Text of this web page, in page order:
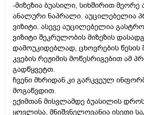
-მიზეზია ბუასილი, სიხშირით
ანალური ნაპრალი. აუცილებელია
ვიზიტი. ასევე აუცილებელია
ვიზიტი შეკრულობის მიზეზის
დამოუკიდებლად, ცხოვრების
კვების რეჟიმის მოწესრიგებით ამ
გადწყვეტთ.
ჩვენი მხრიდან კი გარკვეულ
მოგაწვდით.
ექიმთან მისვლამდე ბუასილის
ყოვლისა, მნიშვნელოვანია ისეთი